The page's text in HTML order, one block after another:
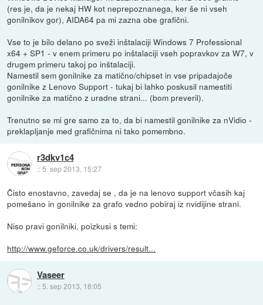
(res je, da je nekaj HW kot neprepoznanega, ker še ni vseh
gonilnikov gor), AIDA64 pa mi zazna obe grafični.
Vse to je bilo delano po sveži inštalaciji Windows 7 Professional
x64 + SP1 - v enem primeru po inštalaciji vseh popravkov za W7, v
drugem primeru takoj po inštalaciji.
Namestil sem gonilnike za matično/chipset in vse pripadajoče
gonilnike z Lenovo Support - tukaj bi lahko poskusil namestiti
gonilnike za matično z uradne strani... (bom preveril).
Trenutno se mi gre samo za to, da bi namestil gonilnike za nVidio -
preklapljanje med grafičnima ni tako pomembno.
r3dkv1c4
::5. sep 2013, 15:27
Čisto enostavno, zavedaj se , da je na lenovo support včasih kaj
pomešano in gonilnike za grafo vedno pobiraj iz nvidijine strani.
Niso pravi gonilniki, poizkusi s temi:
http://www.geforce.co.uk/drivers/result...
Vaseer
:: 5. sep 2013, 18:05